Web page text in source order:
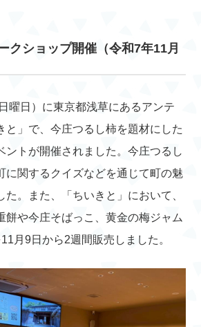
クショップ開催（令和7年11月
曜日）に東京都浅草にあるアンテ
と」で、今庄つるし柿を題材にした
ントが開催されました。今庄つるし
に関するクイズなどを通じて町の魅
た。また、「ちいきと」において、
餅や今庄そばっこ、黄金の梅ジャム
月9日から2週間販売しました。